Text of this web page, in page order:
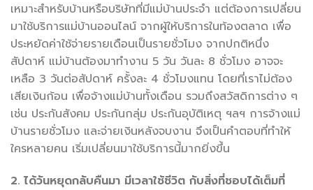
เหมาะสำหรับบ้านหรือบริษัทที่มีแม่บ้านประจำ แต่ต้องการเปลี่ยน
มาใช้บริการแม่บ้านออนไลน์ จากผู้ให้บริการในท้องตลาด เพื่อ
ประหยัดค่าใช้จ่ายรายเดือนเป็นรายชั่วโมง จากปกติหนึ่ง
สัปดาห์ แม่บ้านต้องมาทำงาน 5 วัน วันละ 8 ชั่วโมง อาจจะ
เหลือ 3 วันต่อสัปดาห์ ครั้งละ 4 ชั่วโมงแทน โดยที่เราไม่ต้อง
เสียเงินก้อน เพื่อจ้างแม่บ้านทั้งเดือน รวมถึงสวัสดิการต่าง ๆ
เช่น ประกันสังคม ประกันกลุ่ม ประกันอุบัติเหตุ ฯลฯ การจ้างแม่
บ้านรายชั่วโมง และจ่ายเงินหลังจบงาน จึงเป็นคำตอบที่ทำให้
ใครหลายคน เริ่มเปลี่ยนมาใช้บริการนี้มากยิ่งขึ้น
2. ได้วันหยุดกลับคืนมา มีเวลาใช้ชีวิต กับสิ่งที่ชอบได้เต็มที่